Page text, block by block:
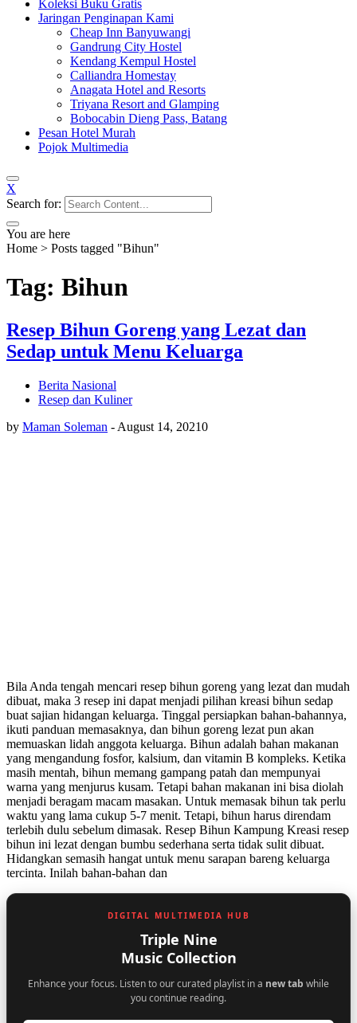
Koleksi Buku Gratis
Jaringan Penginapan Kami
Cheap Inn Banyuwangi
Gandrung City Hostel
Kendang Kempul Hostel
Calliandra Homestay
Anagata Hotel and Resorts
Triyana Resort and Glamping
Bobocabin Dieng Pass, Batang
Pesan Hotel Murah
Pojok Multimedia
X
Search for:
You are here
Home > Posts tagged "Bihun"
Tag: Bihun
Resep Bihun Goreng yang Lezat dan
Sedap untuk Menu Keluarga
Berita Nasional
Resep dan Kuliner
by Maman Soleman - August 14, 20210
Bila Anda tengah mencari resep bihun goreng yang lezat dan mudah
dibuat, maka 3 resep ini dapat menjadi pilihan kreasi bihun sedap
buat sajian hidangan keluarga. Tinggal persiapkan bahan-bahannya,
ikuti panduan memasaknya, dan bihun goreng lezat pun akan
memuaskan lidah anggota keluarga. Bihun adalah bahan makanan
yang mengandung fosfor, kalsium, dan vitamin B kompleks. Ketika
masih mentah, bihun memang gampang patah dan mempunyai
warna yang menjurus kusam. Tetapi bahan makanan ini bisa diolah
menjadi beragam macam masakan. Untuk memasak bihun tak perlu
waktu yang lama cukup 5-7 menit. Tetapi, bihun harus direndam
terlebih dulu sebelum dimasak. Resep Bihun Kampung Kreasi resep
bihun ini lezat dengan bumbu sederhana serta tidak sulit dibuat.
Hidangkan semasih hangat untuk menu sarapan bareng keluarga
tercinta. Inilah bahan-bahan dan
DIGITAL MULTIMEDIA HUB
Triple Nine
Music Collection
Enhance your focus. Listen to our curated playlist in a new tab while
you continue reading.